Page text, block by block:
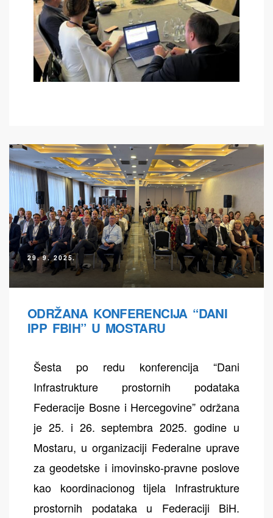
29. 9. 2025.
ODRŽANA KONFERENCIJA “DANI
IPP FBIH” U MOSTARU
Šesta po redu konferencija “Dani
Infrastrukture prostornih podataka
Federacije Bosne i Hercegovine” održana
je 25. i 26. septembra 2025. godine u
Mostaru, u organizaciji Federalne uprave
za geodetske i imovinsko-pravne poslove
kao koordinacionog tijela Infrastrukture
prostornih podataka u Federaciji BiH.